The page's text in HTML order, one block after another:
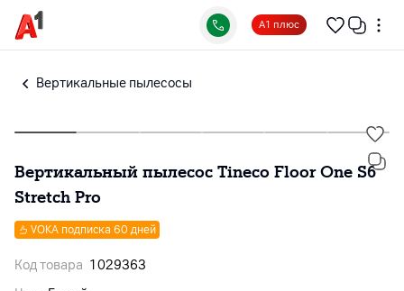
А1 плюс
Вертикальные пылесосы
Вертикальный пылесос Tineco Floor One S6
Stretch Pro
VOKA подписка 60 дней
Код товара 1029363